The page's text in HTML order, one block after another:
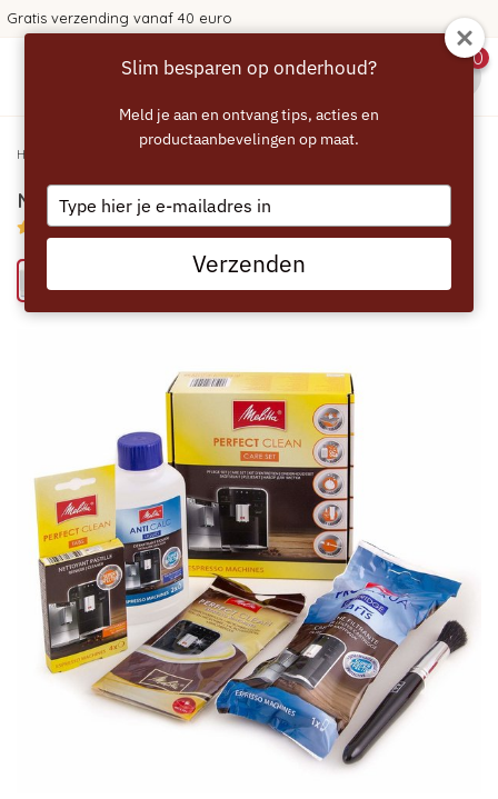
euro 365 dagen
0
Home
MELITTA Caffeo Onderhoudsset
5/5 (6 reviews)
Slim besparen op onderhoud?
Meld je aan en ontvang tips, acties en
productaanbevelingen op maat.
Type
your
email
Verzenden